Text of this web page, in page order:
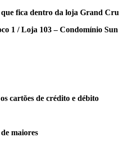
fica dentro da loja Grand Cru
1 / Loja 103 – Condomínio
cartões de crédito e débito
maiores